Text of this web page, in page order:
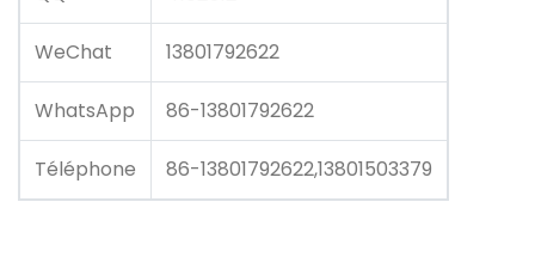
WeChat 13801792622
WhatsApp 86-13801792622
Téléphone 86-13801792622,13801503379